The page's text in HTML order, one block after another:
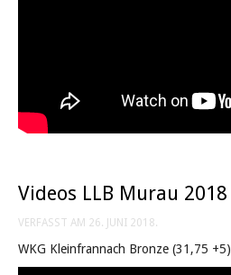
Videos LLB Murau 2018
VERFASST AM 26. JUNI 2018.
WKG Kleinfrannach Bronze (31,75 +5)